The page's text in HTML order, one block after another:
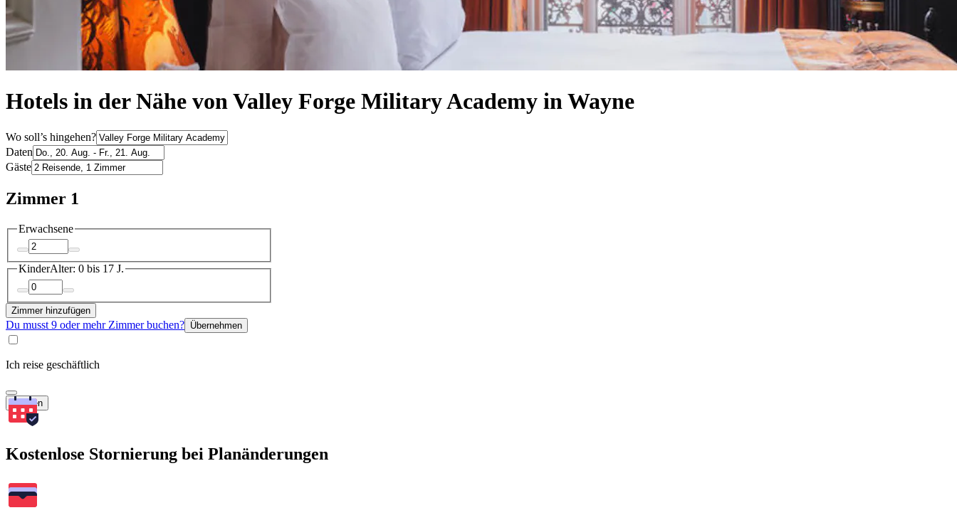
Hotels in der Nähe von Valley Forge Military Academy in Wayne
Wo soll’s hingehen?
Daten
Gäste
Zimmer 1
Erwachsene
KinderAlter: 0 bis 17 J.
Zimmer hinzufügen
Du musst 9 oder mehr Zimmer buchen? Übernehmen
Ich reise geschäftlich
Suchen
Kostenlose Stornierung bei Planänderungen